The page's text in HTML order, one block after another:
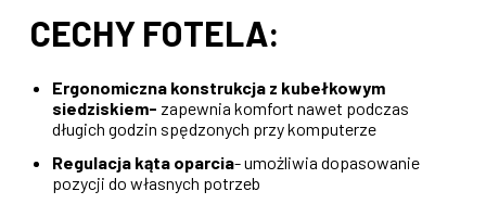
CECHY FOTELA:
Ergonomiczna konstrukcja z kubełkowym
siedziskiem- zapewnia komfort nawet podczas
długich godzin spędzonych przy komputerze
Regulacja kąta oparcia- umożliwia dopasowanie
pozycji do własnych potrzeb